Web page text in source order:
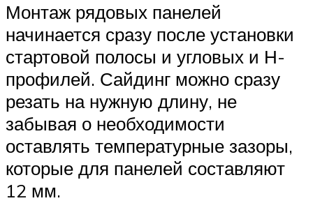
Монтаж рядовых панелей
начинается сразу после установки
стартовой полосы и угловых и Н-
профилей. Сайдинг можно сразу
резать на нужную длину, не
забывая о необходимости
оставлять температурные зазоры,
которые для панелей составляют
12 мм.